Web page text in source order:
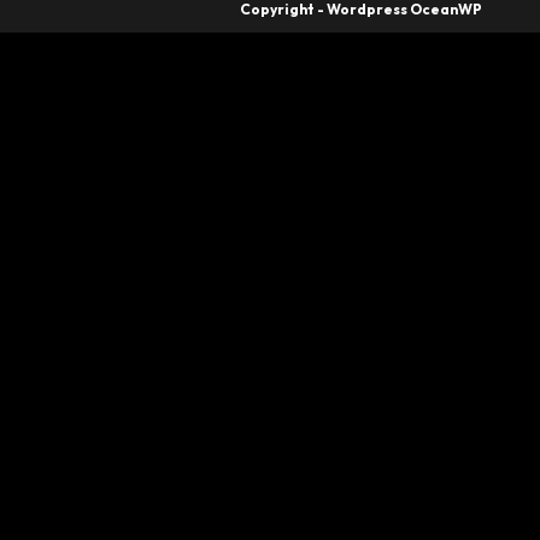
Copyright - Wordpress OceanWP